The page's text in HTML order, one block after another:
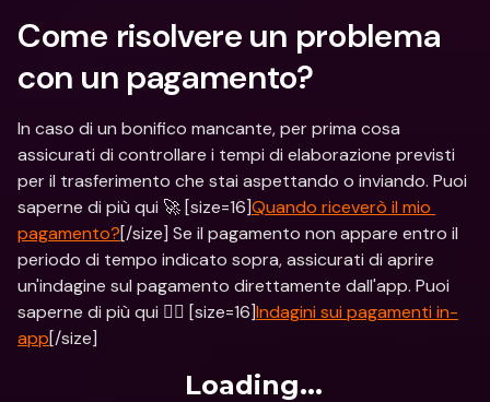
Come risolvere un problema
con un pagamento?
In caso di un bonifico mancante, per prima cosa
assicurati di controllare i tempi di elaborazione previsti
per il trasferimento che stai aspettando o inviando. Puoi
saperne di più qui 🚀 [size=16]Quando riceverò il mio
pagamento?[/size] Se il pagamento non appare entro il
periodo di tempo indicato sopra, assicurati di aprire
un'indagine sul pagamento direttamente dall'app. Puoi
saperne di più qui 🕵️‍♂️ [size=16]Indagini sui pagamenti in-
app[/size]
Loading...